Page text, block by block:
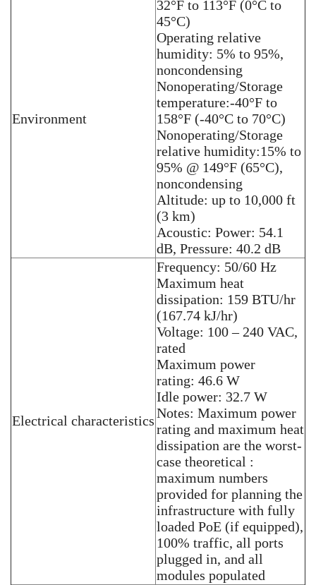
Environment
32°F to 113°F (0°C to
45°C)
Operating relative
humidity: 5% to 95%,
noncondensing
Nonoperating/Storage
temperature:-40°F to
158°F (-40°C to 70°C)
Nonoperating/Storage
relative humidity:15% to
95% @ 149°F (65°C),
noncondensing
Altitude: up to 10,000 ft
(3 km)
Acoustic: Power: 54.1
dB, Pressure: 40.2 dB
Electrical characteristics
Frequency: 50/60 Hz
Maximum heat
dissipation: 159 BTU/hr
(167.74 kJ/hr)
Voltage: 100 – 240 VAC,
rated
Maximum power
rating: 46.6 W
Idle power: 32.7 W
Notes: Maximum power
rating and maximum heat
dissipation are the worst-
case theoretical :
maximum numbers
provided for planning the
infrastructure with fully
loaded PoE (if equipped),
100% traffic, all ports
plugged in, and all
modules populated